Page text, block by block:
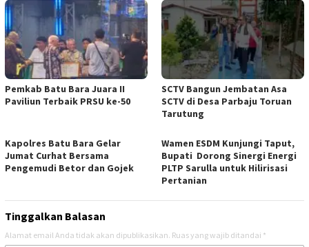
Pemkab Batu Bara Juara II
Paviliun Terbaik PRSU ke-50
SCTV Bangun Jembatan Asa
SCTV di Desa Parbaju Toruan
Tarutung
Kapolres Batu Bara Gelar
Jumat Curhat Bersama
Pengemudi Betor dan Gojek
Wamen ESDM Kunjungi Taput,
Bupati Dorong Sinergi Energi
PLTP Sarulla untuk Hilirisasi
Pertanian
Tinggalkan Balasan
Alamat email Anda tidak akan dipublikasikan. Ruas yang wajib ditandai *